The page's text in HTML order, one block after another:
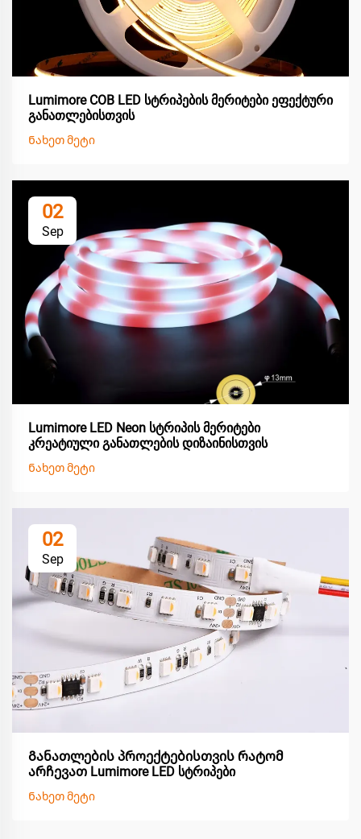
Lumimore COB LED სტრიპების მერიტები ეფექტური
განათლებისთვის
Ნახეთ მეტი
02
Sep
Lumimore LED Neon სტრიპის მერიტები
კრეატიული განათლების დიზაინისთვის
Ნახეთ მეტი
02
Sep
Განათლების პროექტებისთვის რატომ
არჩევათ Lumimore LED სტრიპები
Ნახეთ მეტი